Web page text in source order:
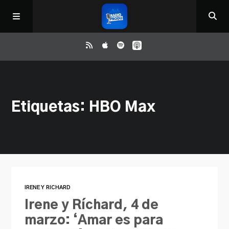
ReloAd
Contacto
Etiquetas: HBO Max
IRENE Y RICHARD
Irene y Ríchard, 4 de
marzo: ‘Amar es para